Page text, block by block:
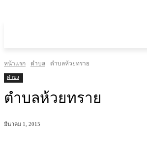
หน้าแรก ตำบล ตำบลห้วยทราย
ตำบล
ตำบลห้วยทราย
มีนาคม 1, 2015